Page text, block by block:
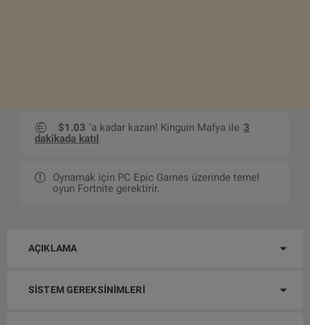
$1.03 'a kadar kazan! Kinguin Mafya ile 3
dakikada katıl
Oynamak için PC Epic Games üzerinde temel
oyun Fortnite gerektirir.
AÇIKLAMA
SISTEM GEREKSINIMLERI